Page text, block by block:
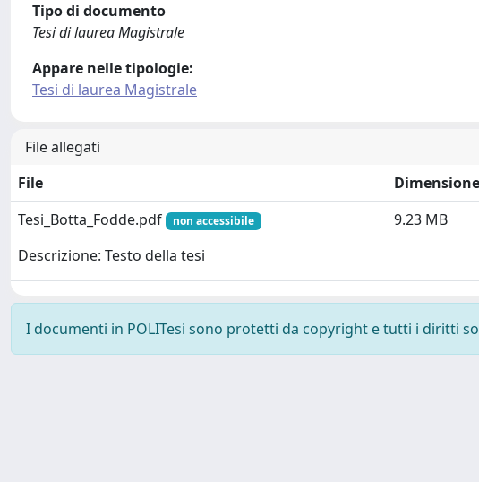
Tipo di documento
Tesi di laurea Magistrale
Appare nelle tipologie:
Tesi di laurea Magistrale
File allegati
File
Dimensione
Tesi_Botta_Fodde.pdf
non accessibile
Descrizione: Testo della tesi
9.23 MB
I documenti in POLITesi sono protetti da copyright e tutti i diritti